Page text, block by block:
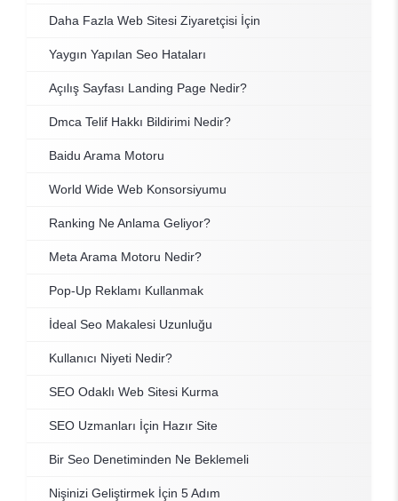
Daha Fazla Web Sitesi Ziyaretçisi İçin
Yaygın Yapılan Seo Hataları
Açılış Sayfası Landing Page Nedir?
Dmca Telif Hakkı Bildirimi Nedir?
Baidu Arama Motoru
World Wide Web Konsorsiyumu
Ranking Ne Anlama Geliyor?
Meta Arama Motoru Nedir?
Pop-Up Reklamı Kullanmak
İdeal Seo Makalesi Uzunluğu
Kullanıcı Niyeti Nedir?
SEO Odaklı Web Sitesi Kurma
SEO Uzmanları İçin Hazır Site
Bir Seo Denetiminden Ne Beklemeli
Nişinizi Geliştirmek İçin 5 Adım